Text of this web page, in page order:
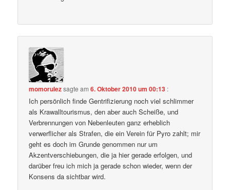
momorulezsagte am6. Oktober 2010 um 00:13 :
Ich persönlich finde Gentrifizierung noch viel schlimmer
als Krawalltourismus, den aber auch Scheiße, und
Verbrennungen von Nebenleuten ganz erheblich
verwerflicher als Strafen, die ein Verein für Pyro zahlt; mir
geht es doch im Grunde genommen nur um
Akzentverschiebungen, die ja hier gerade erfolgen, und
darüber freu ich mich ja gerade schon wieder, wenn der
Konsens da sichtbar wird.